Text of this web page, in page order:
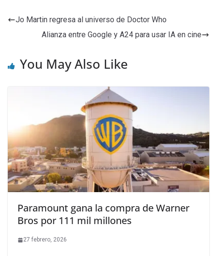
Jo Martin regresa al universo de Doctor Who
Alianza entre Google y A24 para usar IA en cine
You May Also Like
Paramount gana la compra de Warner
Bros por 111 mil millones
27 febrero, 2026